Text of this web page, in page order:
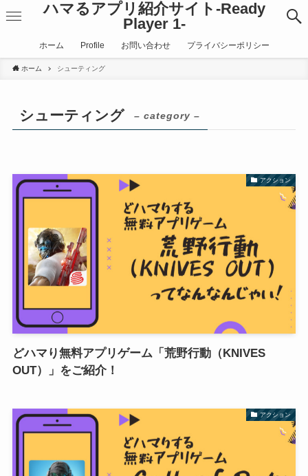
ハマるアプリ紹介サイト-Ready
Player 1-
ホーム Profile お問い合わせ プライバシーポリシー
ホーム シューティング
シューティング – category –
アクション
どハマり無料アプリゲーム「荒野行動（KNIVES
OUT）」をご紹介！
アクション